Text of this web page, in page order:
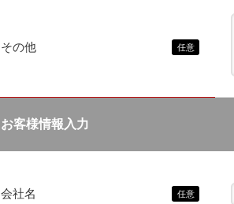
その他
お客様情報入力
会社名